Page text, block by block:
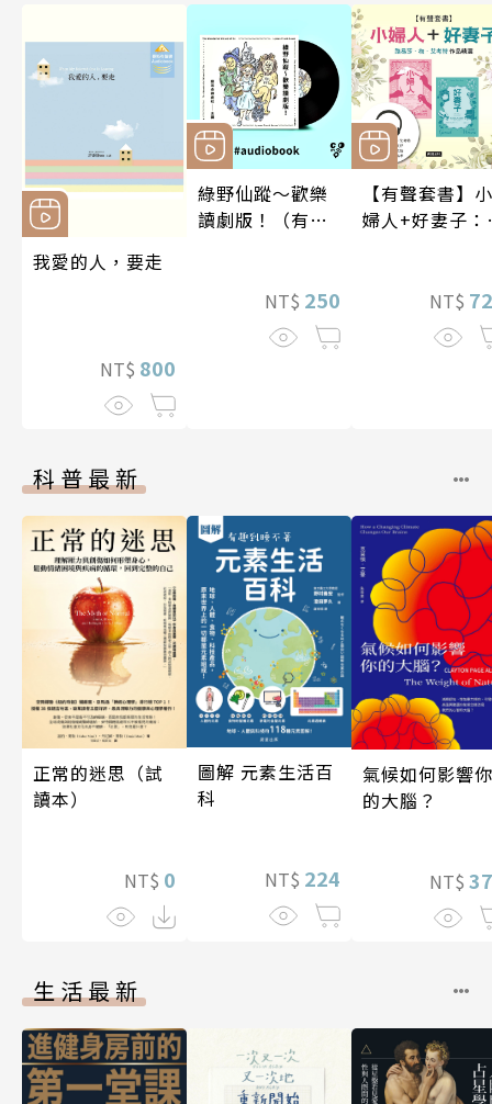
我愛的人，要走
NT$ 800
綠野仙蹤～歡樂
讀劇版！（有聲
NT$ 250
【有聲套書】小
婦人+好妻子：
NT$
科普最新
正常的迷思（試
讀本）
NT$ 0
圖解 元素生活百
科
NT$ 224
氣候如何影響你
的大腦？
NT$
生活最新